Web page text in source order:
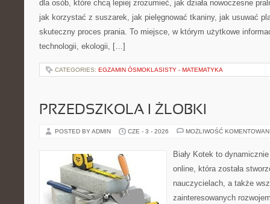
dla osób, które chcą lepiej zrozumieć, jak działa nowoczesne
jak korzystać z suszarek, jak pielęgnować tkaniny, jak usuwać
skuteczny proces prania. To miejsce, w którym użytkowe
technologii, ekologii, […]
CATEGORIES: EGZAMIN ÓSMOKLASISTY - MATEMATYKA
PRZEDSZKOLA I ŻLOBKI
POSTED BY ADMIN CZE - 3 - 2026 MOŻLIWOŚĆ
Biały Kotek to
online, która została
nauczycielach, a także
zainteresowanych